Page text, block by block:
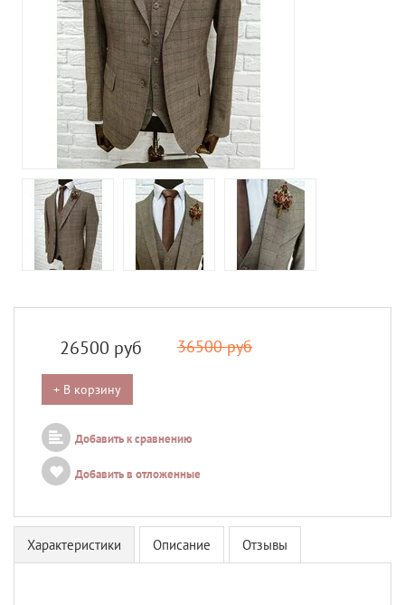
26500 руб 36500 руб
+ В корзину
Добавить к сравнению
Добавить в отложенные
Характеристики Описание Отзывы